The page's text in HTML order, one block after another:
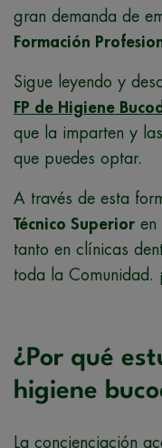
gran demanda de
Formación
Sigue leyendo y
FP de Higiene
que la imparten y
que puedes optar.
A través de esta
Técnico Superior en
tanto en clínicas
toda la Comunidad.
¿Por qué
higiene
La concienciación